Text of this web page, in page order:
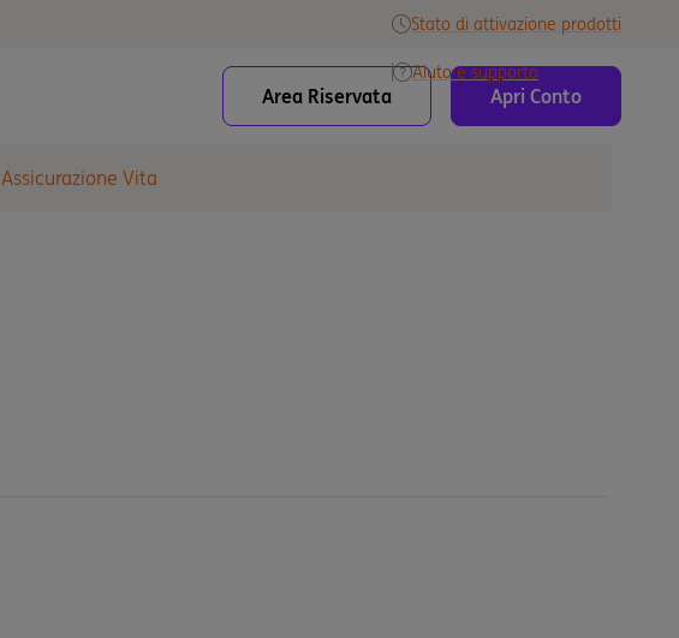
Stato di attivazione prodotti
Aiuto e supporto
Area Riservata Apri Conto
Assicurazione Vita